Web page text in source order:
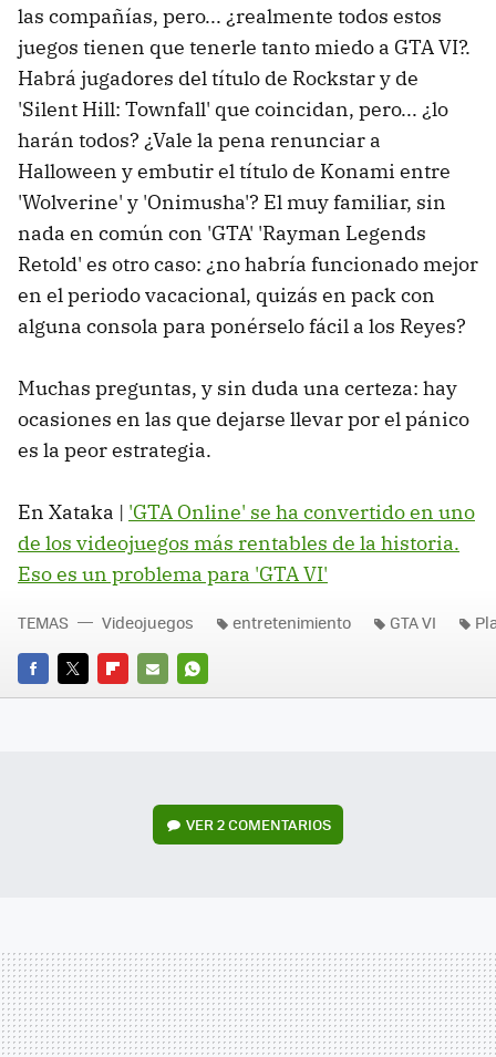
las compañías, pero... ¿realmente todos estos
juegos tienen que tenerle tanto miedo a GTA VI?.
Habrá jugadores del título de Rockstar y de
'Silent Hill: Townfall' que coincidan, pero... ¿lo
harán todos? ¿Vale la pena renunciar a
Halloween y embutir el título de Konami entre
'Wolverine' y 'Onimusha'? El muy familiar, sin
nada en común con 'GTA' 'Rayman Legends
Retold' es otro caso: ¿no habría funcionado mejor
en el periodo vacacional, quizás en pack con
alguna consola para ponérselo fácil a los Reyes?
Muchas preguntas, y sin duda una certeza: hay
ocasiones en las que dejarse llevar por el pánico
es la peor estrategia.
En Xataka | 'GTA Online' se ha convertido en uno
de los videojuegos más rentables de la historia.
Eso es un problema para 'GTA VI'
FACEBOOK
TWITTERFLIPBOARD
E-
WHATSAPP
TEMAS Videojuegos entretenimiento GTA VI
VER2 COMENTARIOS